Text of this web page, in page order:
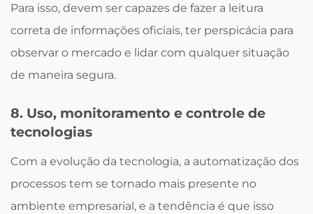
Para isso, devem ser capazes de fazer a leitura
correta de informações oficiais, ter perspicácia para
observar o mercado e lidar com qualquer situação
de maneira segura.
8. Uso, monitoramento e controle de
tecnologias
Com a evolução da tecnologia, a automatização dos
processos tem se tornado mais presente no
ambiente empresarial, e a tendência é que isso